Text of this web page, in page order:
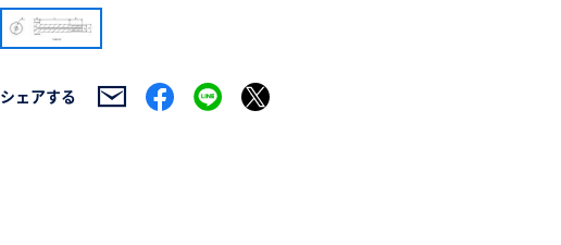
シェアする
※新規会員登録をお申し込み頂いてから本登録となるまで、数日間かか